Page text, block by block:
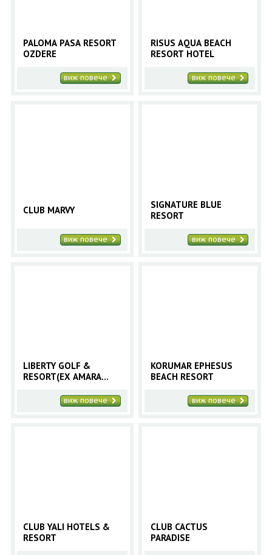
PALOMA PASA RESORT
OZDERE
виж повече
RISUS AQUA BEACH
RESORT HOTEL
виж повече
CLUB MARVY
виж повече
SIGNATURE BLUE
RESORT
виж повече
LIBERTY GOLF &
RESORT(EX AMARA
виж повече
KORUMAR EPHESUS
BEACH RESORT
виж повече
CLUB YALI HOTELS &
RESORT
CLUB CACTUS
PARADISE